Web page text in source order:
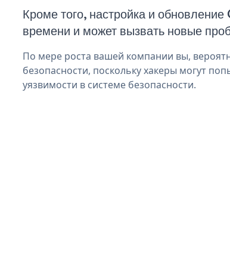
Кроме того, настройка и
времени и может вызвать новые
По мере роста вашей компании вы,
безопасности, поскольку хакеры могут
уязвимости в системе безопасности.